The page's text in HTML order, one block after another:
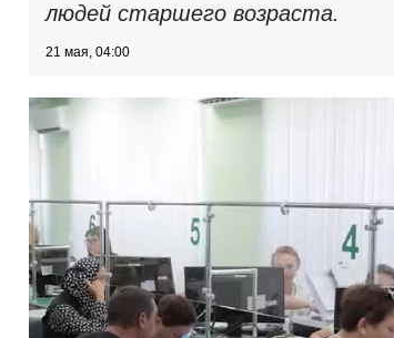
людей старшего возраста.
21 мая, 04:00